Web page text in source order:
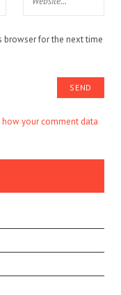
browser for the next time
how your comment data